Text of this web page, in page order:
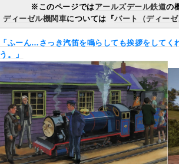
※このページではアールズデール鉄道の
ディーゼル機関車については『バート（ディーゼ
「ふーん…さっき汽笛を鳴らしても挨拶をして
う。」